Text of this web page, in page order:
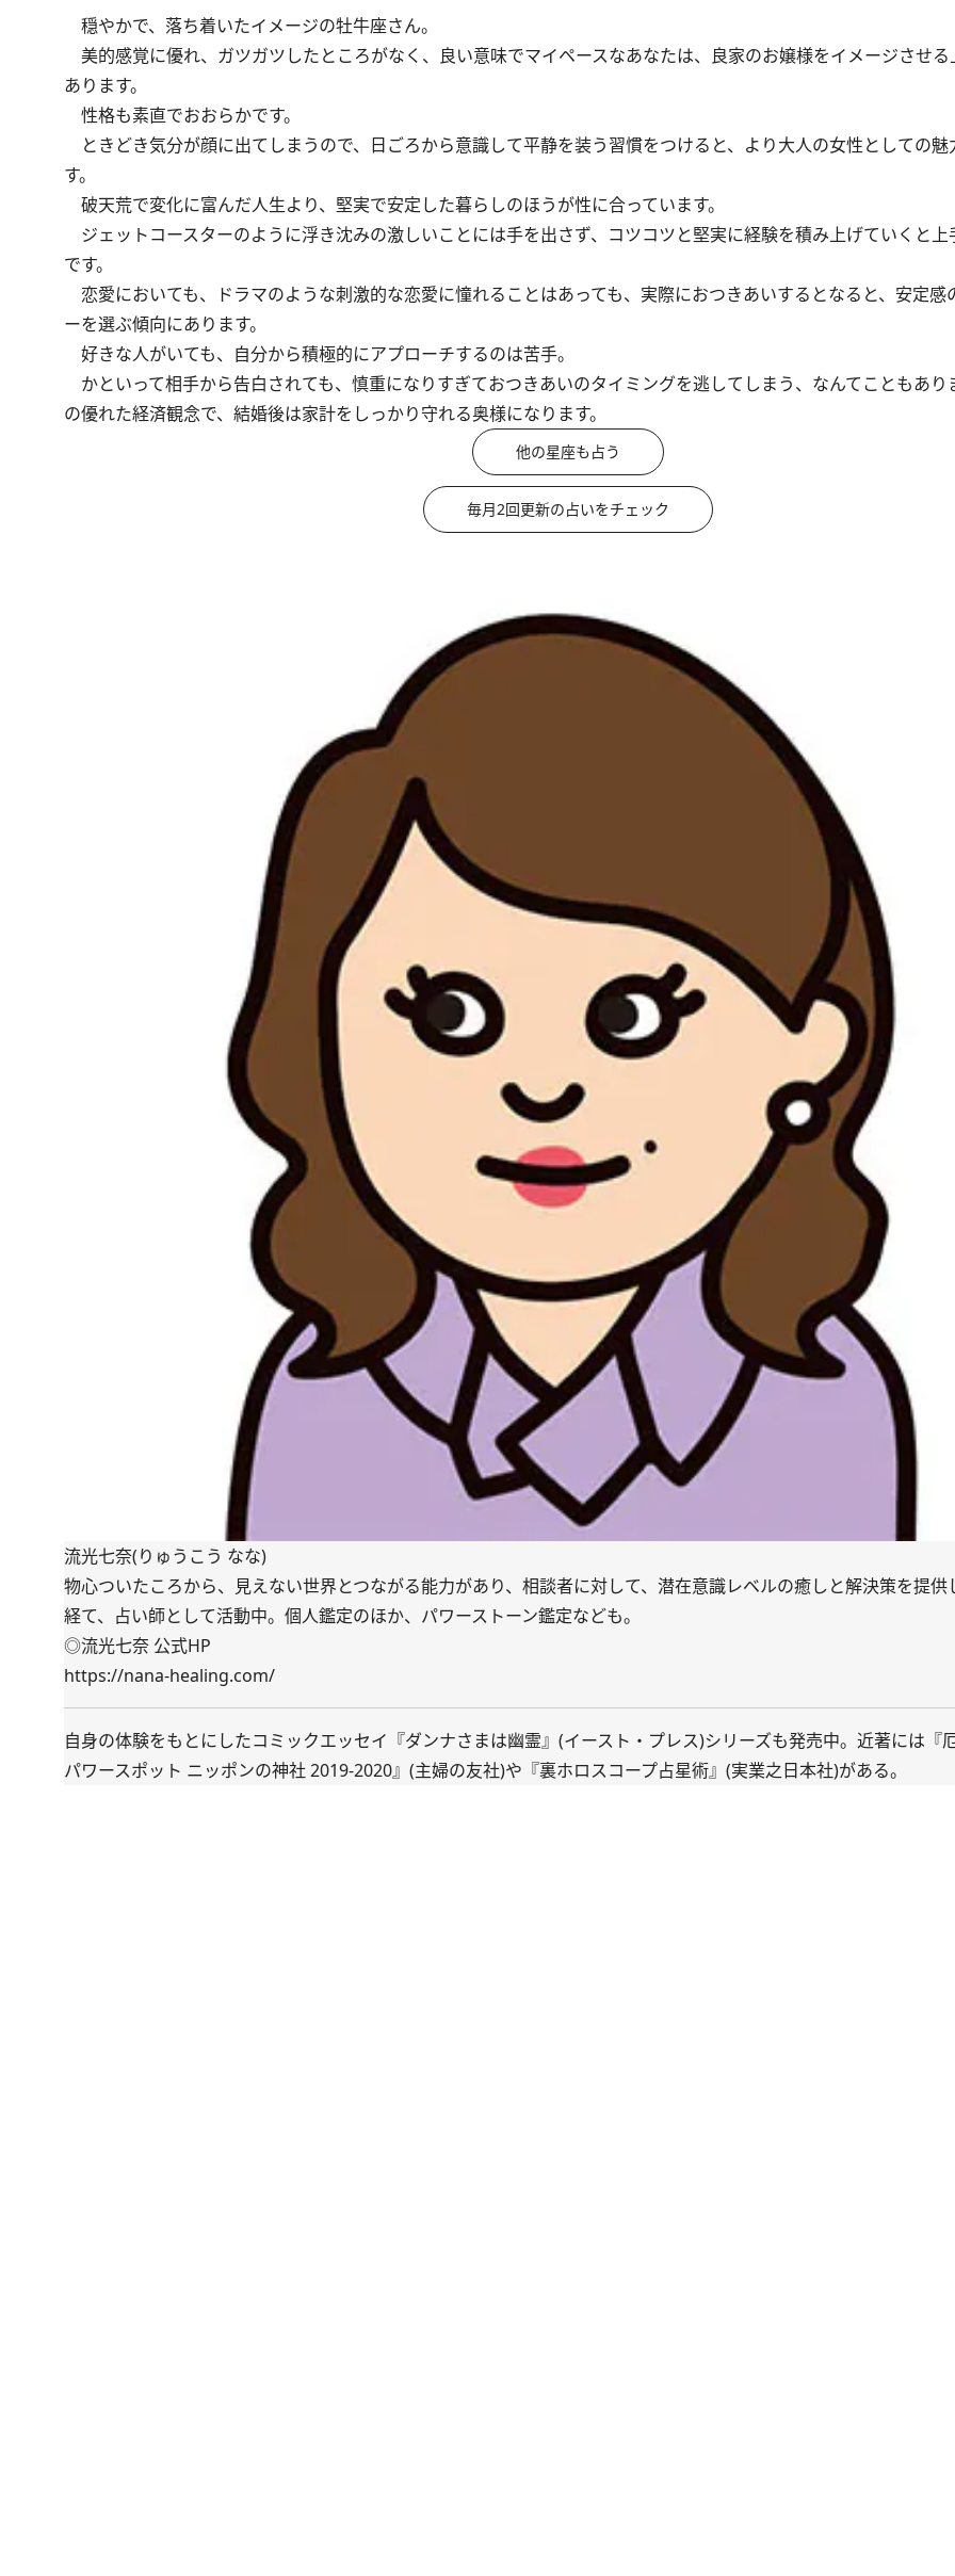
穏やかで、落ち着いたイメージの牡牛座さん。
美的感覚に優れ、ガツガツしたところがなく、良い意味でマイペースなあなたは、良家のお嬢様をイメージさせ
あります。
性格も素直でおおらかです。
ときどき気分が顔に出てしまうので、日ごろから意識して平静を装う習慣をつけると、より大人の女性としての魅
す。
破天荒で変化に富んだ人生より、堅実で安定した暮らしのほうが性に合っています。
ジェットコースターのように浮き沈みの激しいことには手を出さず、コツコツと堅実に経験を積み上げていくと上
です。
恋愛においても、ドラマのような刺激的な恋愛に憧れることはあっても、実際におつきあいするとなると、安定感
ーを選ぶ傾向にあります。
好きな人がいても、自分から積極的にアプローチするのは苦手。
かといって相手から告白されても、慎重になりすぎておつきあいのタイミングを逃してしまう、なんてこともあり
の優れた経済観念で、結婚後は家計をしっかり守れる奥様になります。
他の星座も占う
毎月2回更新の占いをチェック
流光七奈(りゅうこう なな)
物心ついたころから、見えない世界とつながる能力があり、相談者に対して、潜在意識レベルの癒しと解決策を提供
経て、占い師として活動中。個人鑑定のほか、パワーストーン鑑定なども。
◎流光七奈 公式HP
https://nana-healing.com/
自身の体験をもとにしたコミックエッセイ『ダンナさまは幽霊』(イースト・プレス)シリーズも発売中。近著には『
パワースポット ニッポンの神社 2019-2020』(主婦の友社)や『裏ホロスコープ占星術』(実業之日本社)がある。